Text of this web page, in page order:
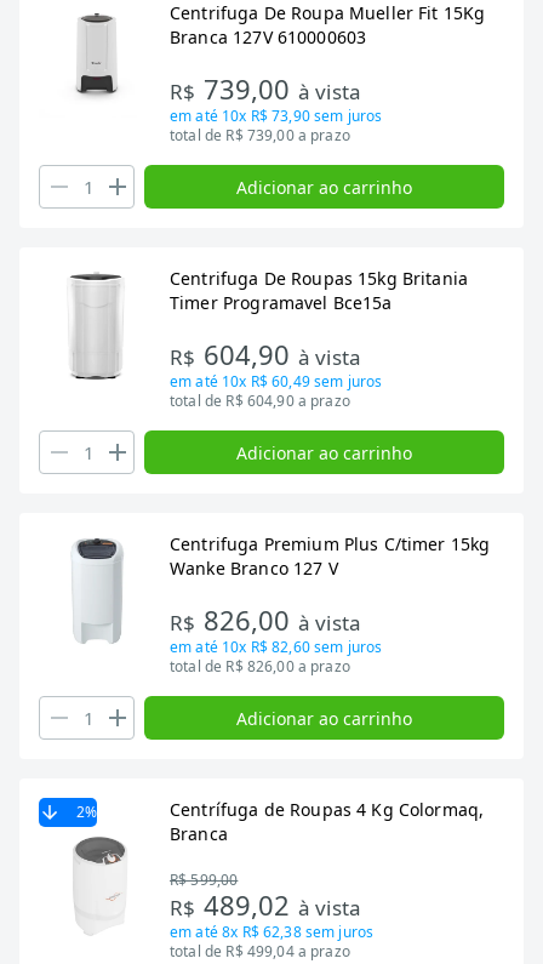
Centrifuga De Roupa Mueller Fit 15Kg
Branca 127V 610000603
R$ 739,00 à vista
em até 10x R$ 73,90sem juros
total de R$ 739,00 a prazo
Adicionar ao carrinho
Centrifuga De Roupas 15kg Britania
Timer Programavel Bce15a
R$ 604,90 à vista
em até 10x R$ 60,49sem juros
total de R$ 604,90 a prazo
Adicionar ao carrinho
Centrifuga Premium Plus C/timer 15kg
Wanke Branco 127 V
R$ 826,00 à vista
em até 10x R$ 82,60sem juros
total de R$ 826,00 a prazo
Adicionar ao carrinho
2%
Centrífuga de Roupas 4 Kg Colormaq,
Branca
R$ 599,00
R$ 489,02 à vista
em até8x R$ 62,38sem juros
total de R$ 499,04 a prazo